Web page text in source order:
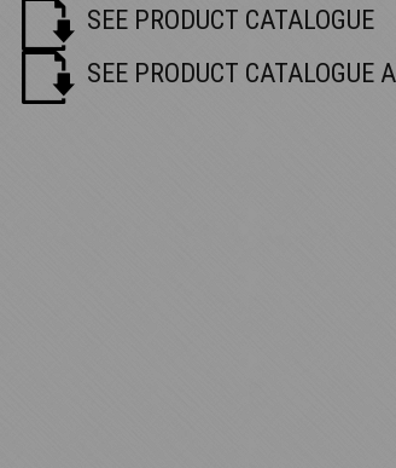
SEE PRODUCT CATALOGUE
SEE PRODUCT CATALOGUE